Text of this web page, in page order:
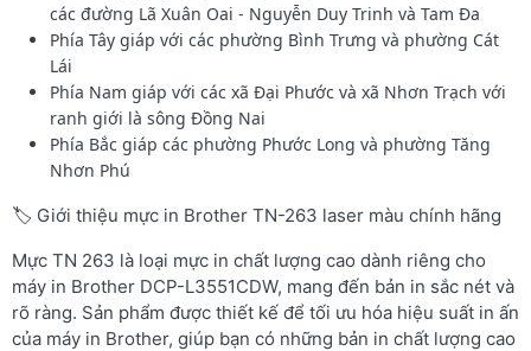
các đường Lã Xuân Oai - Nguyễn Duy Trinh và Tam Đa
Phía Tây giáp với các phường Bình Trưng và phường Cát
Lái
Phía Nam giáp với các xã Đại Phước và xã Nhơn Trạch với
ranh giới là sông Đồng Nai
Phía Bắc giáp các phường Phước Long và phường Tăng
Nhơn Phú
🏷️ Giới thiệu mực in Brother TN-263 laser màu chính hãng
Mực TN 263 là loại mực in chất lượng cao dành riêng cho
máy in Brother DCP-L3551CDW, mang đến bản in sắc nét và
rõ ràng. Sản phẩm được thiết kế để tối ưu hóa hiệu suất in ấn
của máy in Brother, giúp bạn có những bản in chất lượng cao